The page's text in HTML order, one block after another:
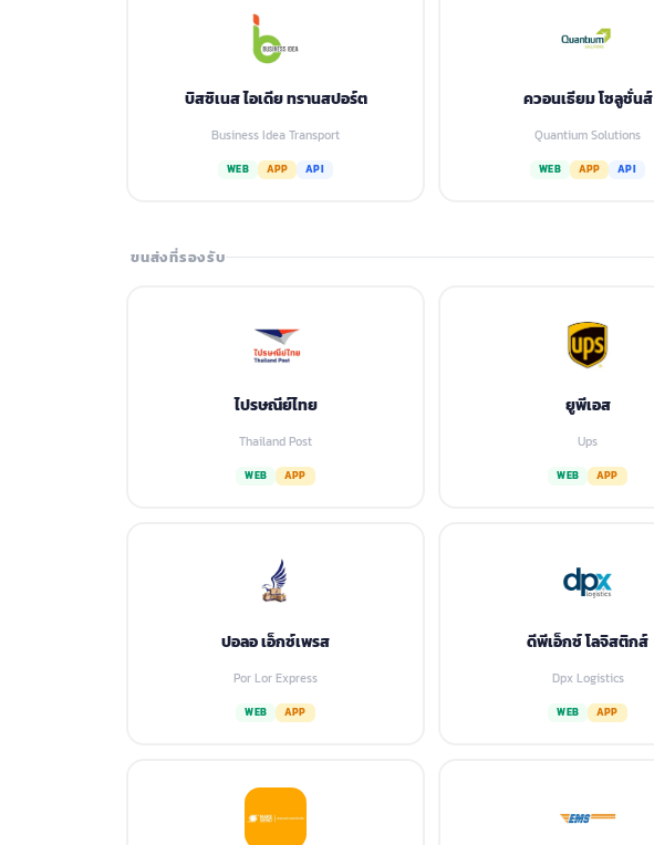
บิสซิเนส ไอเดีย ทรานสปอร์ต
Business Idea Transport
WEB APP API
ควอนเธียม โซลูชั่นส์
Quantium Solutions
WEB APP API
ขนส่งที่รองรับ
ไปรษณีย์ไทย
Thailand Post
WEB APP
ยูพีเอส
Ups
WEB APP
ปอลอ เอ็กซ์เพรส
Por Lor Express
WEB APP
ดีพีเอ็กซ์ โลจิสติกส์
Dpx Logistics
WEB APP